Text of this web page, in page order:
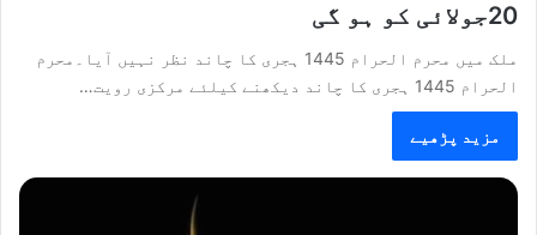
20جولائی کو ہو گی
ملک میں محرم الحرام 1445 ہجری کا چاند نظر نہیں آیا۔محرم
الحرام 1445 ہجری کا چاند دیکھنے کیلئے مرکزی رویت…
مزید پڑھیے